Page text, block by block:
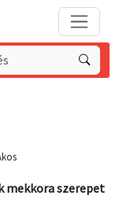
mekkora szerepet